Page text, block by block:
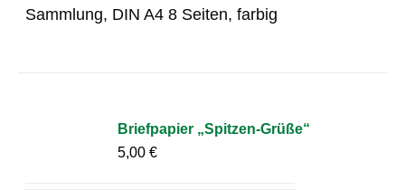
Sammlung, DIN A4 8 Seiten, farbig
Briefpapier „Spitzen-Grüße“
5,00€